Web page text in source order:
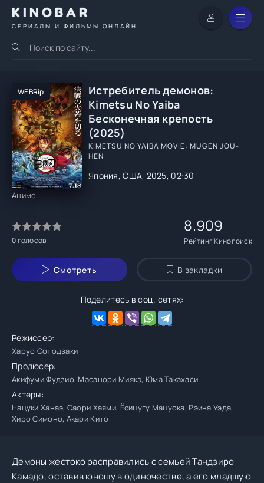
KINOBAR
СЕРИАЛЫ И ФИЛЬМЫ ОНЛАЙН
WEBRip
Истребитель демонов:
Kimetsu No Yaiba
Бесконечная крепость
(2025)
KIMETSU NO YAIBA MOVIE: MUGEN JOU-
HEN
Япония, США, 2025, 02:30
Аниме
0голосов
8.909
Рейтинг Кинопоиск
Смотреть В закладки
Поделитесь в соц. сетях:
Режиссер:
Харуо Сотодзаки
Продюсер:
Акифуми Фудзио, Масанори Миякэ, Юма Такахаси
Актеры:
Нацуки Ханаэ, Саори Хаями, Ёсицугу Мацуока, Рэина Уэда,
Хиро Симоно, Акари Кито
Демоны жестоко расправились с семьей Тандзиро
Камадо, оставив юношу в одиночестве, а его младшую